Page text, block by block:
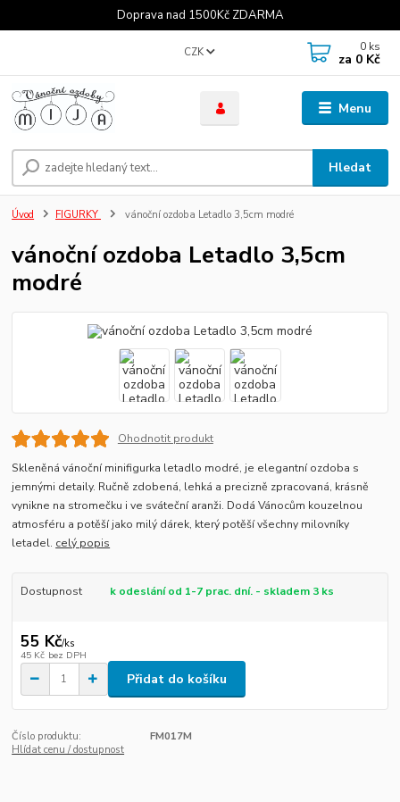
Doprava nad 1500Kč ZDARMA
Menu
CZK
Hledat
0 ks
za 0 Kč
Úvod FIGURKY vánoční ozdoba Letadlo 3,5cm modré
vánoční ozdoba Letadlo 3,5cm
modré
Ohodnotit produkt
Skleněná vánoční minifigurka letadlo modré, je elegantní ozdoba s
jemnými detaily. Ručně zdobená, lehká a precizně zpracovaná, krásně
vynikne na stromečku i ve sváteční aranži. Dodá Vánocům kouzelnou
atmosféru a potěší jako milý dárek, který potěší všechny milovníky
letadel. celý popis
Dostupnost k odeslání od 1-7 prac. dní. - skladem 3 ks
55 Kč/ks
45 Kč bez DPH
Přidat do košíku
Číslo produktu:
FM017M
Hlídat cenu / dostupnost